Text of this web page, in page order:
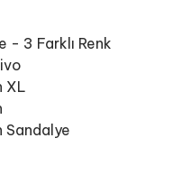
- 3 Farklı Renk
XL
Sandalye